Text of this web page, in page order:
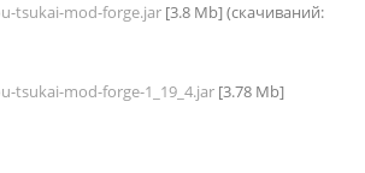
tsukai-mod-forge.jar
tsukai-mod-forge-1_19_4.jar